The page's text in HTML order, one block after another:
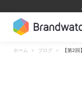
content
ホーム ブログ 【第2